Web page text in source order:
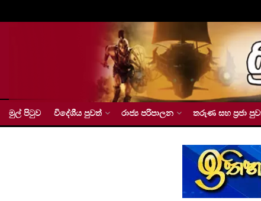
මුල් පිටුව විදේශීය පුවත් රාජ්‍ය පරිපාලන තරුණ සහ ප්‍රජා